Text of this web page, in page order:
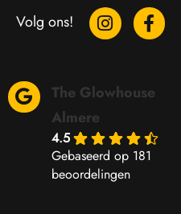
Volg ons!
The Glowhouse
Almere
4.5
Gebaseerd op 181
beoordelingen